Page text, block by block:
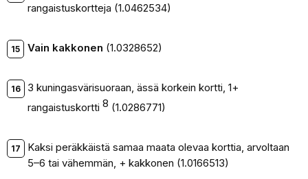
rangaistuskortteja (1.0462534)
Vain kakkonen (1.0328652)
3 kuningasvärisuoraan, ässä korkein kortti, 1+
rangaistuskortti 8 (1.0286771)
Kaksi peräkkäistä samaa maata olevaa korttia, arvoltaan
5–6 tai vähemmän, + kakkonen (1.0166513)